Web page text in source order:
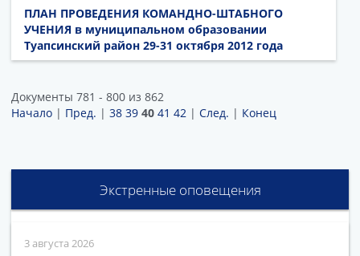
ПЛАН ПРОВЕДЕНИЯ КОМАНДНО-ШТАБНОГО
УЧЕНИЯ в муниципальном образовании
Туапсинский район 29-31 октября 2012 года
Документы 781 - 800 из 862
Начало | Пред. | 38 39 40 41 42 | След. | Конец
Экстренные оповещения
3 августа 2026